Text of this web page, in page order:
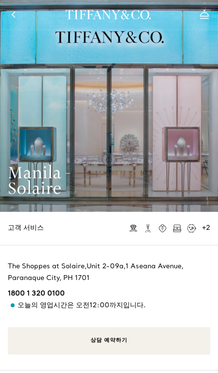
Manila -
Solaire
고객 서비스 +2
The Shoppes at Solaire,Unit 2-09a,1 Aseana Avenue,
Paranaque City, PH 1701
1800 1 320 0100
오늘의 영업시간은 오전12:00까지입니다.
상담 예약하기